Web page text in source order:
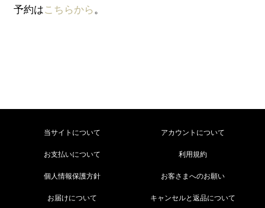
予約はこちらから。
当サイトについて アカウントについて
お支払いについて 利用規約
個人情報保護方針 お客さまへのお願い
お届けについて キャンセルと返品について